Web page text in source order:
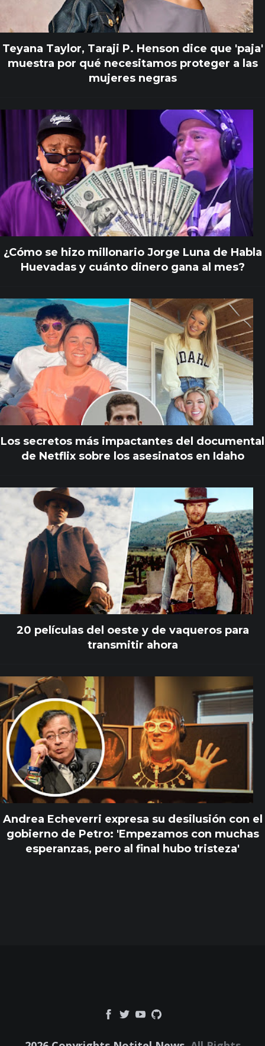
Teyana Taylor, Taraji P. Henson dice que 'paja'
muestra por qué necesitamos proteger a las
mujeres negras
¿Cómo se hizo millonario Jorge Luna de Habla
Huevadas y cuánto dinero gana al mes?
Los secretos más impactantes del documental
de Netflix sobre los asesinatos en Idaho
20 películas del oeste y de vaqueros para
transmitir ahora
Andrea Echeverri expresa su desilusión con el
gobierno de Petro: 'Empezamos con muchas
esperanzas, pero al final hubo tristeza'